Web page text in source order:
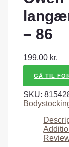
– 86
199,00 kr.
GÅ TIL
SKU: